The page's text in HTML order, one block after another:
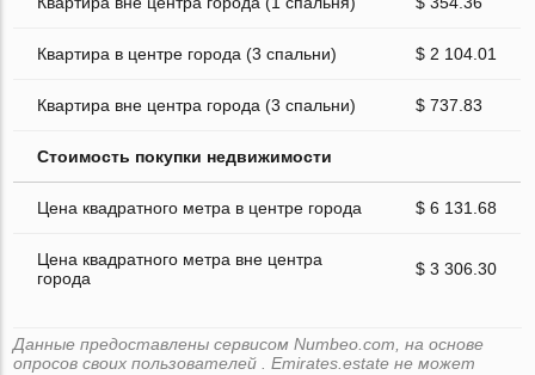
Квартира в центре города (3 спальни) $ 2 104.01
Квартира вне центра города (3 спальни) $ 737.83
Стоимость покупки недвижимости
Цена квадратного метра в центре города $ 6 131.68
Цена квадратного метра вне центра
города
$ 3 306.30
Данные предоставлены сервисом Numbeo.com, на основе
опросов своих пользователей . Emirates.estate не может